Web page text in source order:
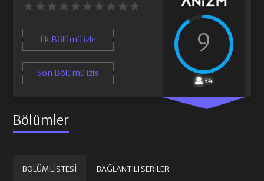
9
34
İlk Bölümü izle
Son Bölümü izle
Bölümler
BÖLÜM LISTESI BAĞLANTILI SERILER